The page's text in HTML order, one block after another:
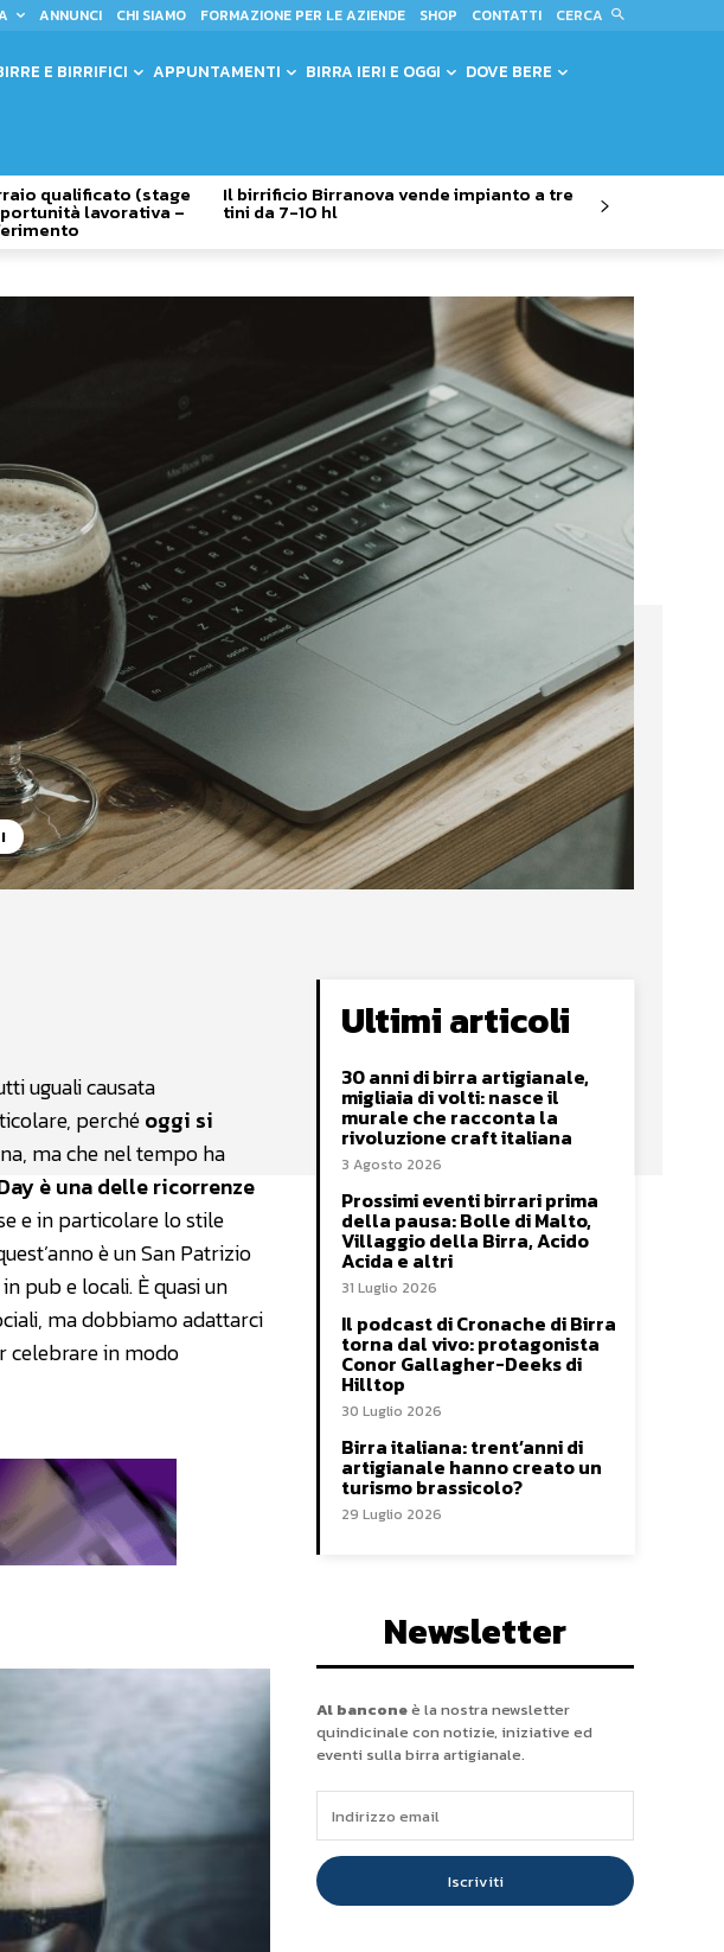
ANNUNCI CHI SIAMO FORMAZIONE PER LE AZIENDE SHOP CONTATTI CERCA
E BIRRIFICI APPUNTAMENTI BIRRA IERI E OGGI DOVE BERE
qualificato (stage
lavorativa –
Il birrificio Birranova vende impianto a tre
tini da 7-10 hl
uguali causata
perchéoggi si
ma che nel tempo ha
è una delle ricorrenze
e in particolare lo stile
è un San Patrizio
pub e locali. È quasi un
ma dobbiamo adattarci
celebrare in modo
Ultimi articoli
30 anni di birra artigianale,
migliaia di volti: nasce il
murale che racconta la
rivoluzione craft italiana
3 Agosto 2026
Prossimi eventi birrari prima
della pausa: Bolle di Malto,
Villaggio della Birra, Acido
Acida e altri
31 Luglio 2026
Il podcast di Cronache di Birra
torna dal vivo: protagonista
Conor Gallagher-Deeks di
Hilltop
30 Luglio 2026
Birra italiana: trent’anni di
artigianale hanno creato un
turismo brassicolo?
29 Luglio 2026
Newsletter
Al banconeè la nostra newsletter
quindicinale con notizie, iniziative ed
eventi sulla birra artigianale.
Iscriviti